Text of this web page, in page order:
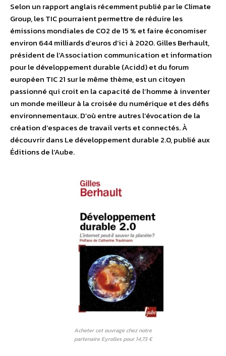
Selon un rapport anglais récemment publié par le Climate
Group, les TIC pourraient permettre de réduire les
émissions mondiales de CO2 de 15 % et faire économiser
environ 644 milliards d’euros d’ici à 2020. Gilles Berhault,
président de l’Association communication et information
pour le développement durable (Acidd) et du forum
européen TIC 21 sur le même thème, est un citoyen
passionné qui croit en la capacité de l’homme à inventer
un monde meilleur à la croisée du numérique et des défis
environnementaux. D’où entre autres l’évocation de la
création d’espaces de travail verts et connectés. À
découvrir dans Le développement durable 2.0, publié aux
Éditions de l’Aube.
Acheter cet ouvrage chez notre
partenaire Eyrolles pour 14,73 €